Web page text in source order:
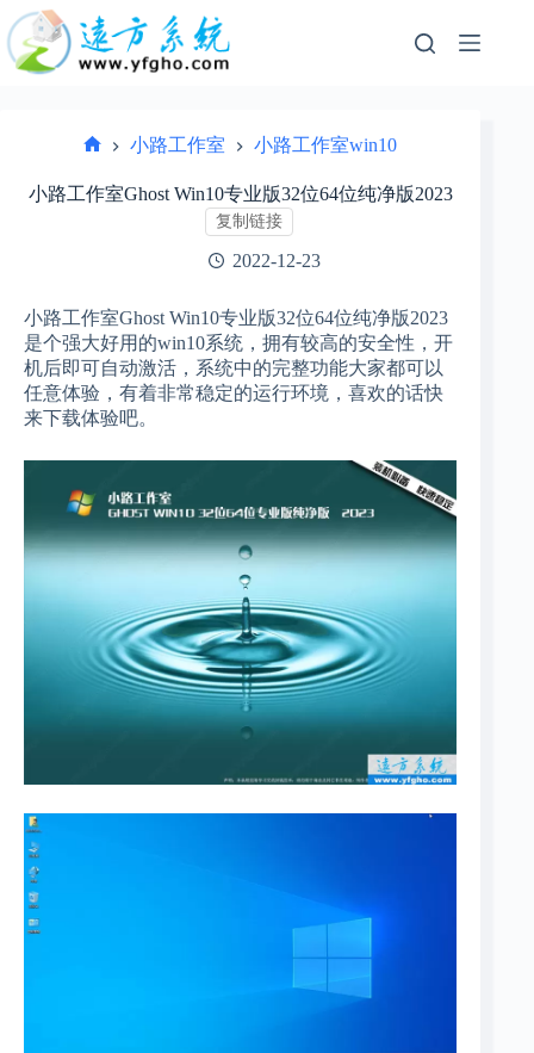
过
内
页
小路工作室 小路工作室win10
小路工作室Ghost Win10专业版32位64位纯净版2023
复制链接
2022-12-23
小路工作室Ghost Win10专业版32位64位纯净版2023
是个强大好用的win10系统，拥有较高的安全性，开
机后即可自动激活，系统中的完整功能大家都可以
任意体验，有着非常稳定的运行环境，喜欢的话快
来下载体验吧。